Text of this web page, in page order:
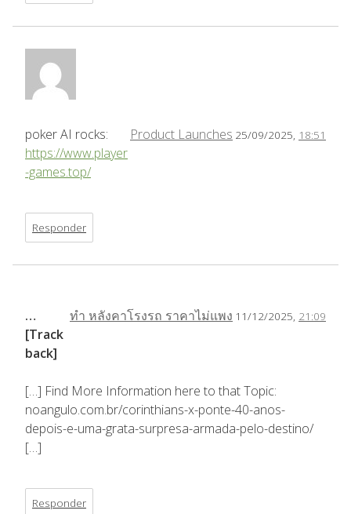
Product Launches 25/09/2025, 18:51
poker AI rocks:
https://www.player
-games.top/
Responder
ทำ หลังคาโรงรถ ราคาไม่แพง 11/12/2025, 21:09
…
[Track
back]
[…] Find More Information here to that Topic:
noangulo.com.br/corinthians-x-ponte-40-anos-
depois-e-uma-grata-surpresa-armada-pelo-destino/
[…]
Responder